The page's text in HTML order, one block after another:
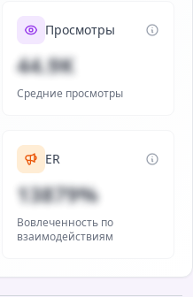
Просмотры
44.9K
Средние просмотры
ER
13879%
Вовлеченность по
взаимодействиям